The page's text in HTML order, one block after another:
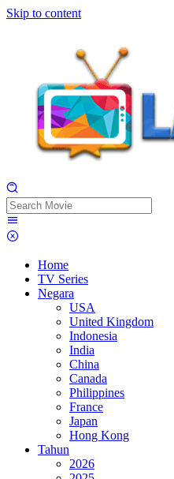
Skip to content
Home
TV Series
Negara
USA
United Kingdom
Indonesia
India
China
Canada
Philippines
France
Japan
Hong Kong
Tahun
2026